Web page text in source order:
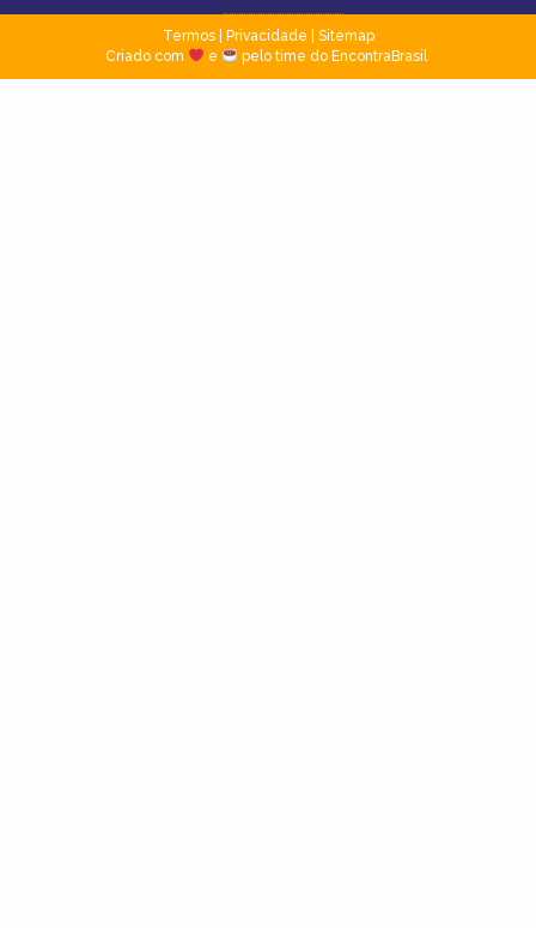
Termos| Privacidade
Sitemap
Criado com
e pelo time do EncontraBrasil